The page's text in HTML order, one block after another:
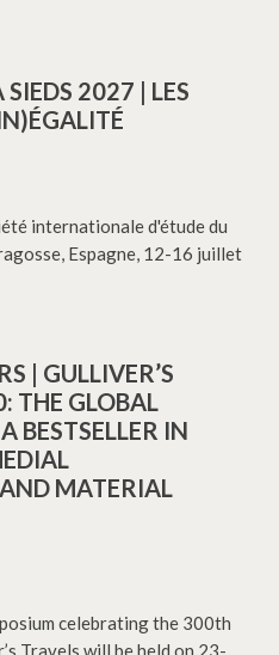
SIEDS 2027 | LES
internationale d'étude du
Espagne, 12-16 juillet
| GULLIVER’S
THE GLOBAL
BESTSELLER IN
MATERIAL
celebrating the 300th
Travels will be held on 23-